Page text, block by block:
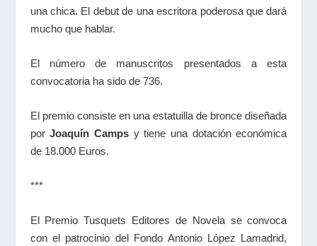
una chica. El debut de una escritora poderosa que dará
mucho que hablar.
El número de manuscritos presentados a esta
convocatoria ha sido de 736.
El premio consiste en una estatuilla de bronce diseñada
porJoaquín Campsy tiene una dotación económica
de 18.000 Euros.
***
El Premio Tusquets Editores de Novela se convoca
con el patrocinio del Fondo Antonio López Lamadrid,